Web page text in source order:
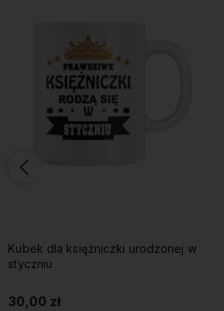
Kubek dla księżniczki urodzonej w
styczniu
30,00 zł